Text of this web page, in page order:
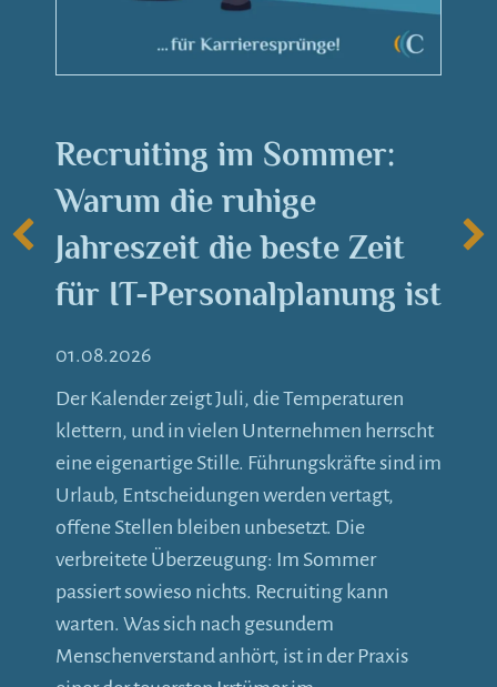
Recruiting im Sommer:
Warum die ruhige
Jahreszeit die beste Zeit
für IT-Personalplanung ist
01.08.2026
Der Kalender zeigt Juli, die Temperaturen
klettern, und in vielen Unternehmen herrscht
eine eigenartige Stille. Führungskräfte sind im
Urlaub, Entscheidungen werden vertagt,
offene Stellen bleiben unbesetzt. Die
verbreitete Überzeugung: Im Sommer
passiert sowieso nichts. Recruiting kann
warten. Was sich nach gesundem
Menschenverstand anhört, ist in der Praxis